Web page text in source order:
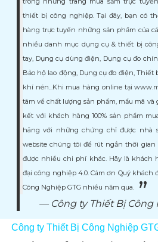
thiết bị công nghiệp. Tại đây, bạn có
hàng trực tuyến những sản phẩm của
nhiều danh mục dụng cụ & thiết bị
tay, Dụng cụ dùng điện, Dụng cụ đo
Bảo hộ lao động, Dụng cụ đo điện,
khí nén...Khi mua hàng online tại
tâm về chất lượng sản phẩm, mẩu mã và
kết với khách hàng 100% sản phẩm
hãng với những chứng chỉ được nhà
website chúng tôi để rút ngắn thời gian
được nhiều chi phí khác. Hãy là khách
đại công nghiệp 4.0. Cám ơn Quý khách
Công Nghiệp GTG nhiều năm qua.
Công ty Thiết Bị Công
Công ty Thiết Bị Công Nghiệp